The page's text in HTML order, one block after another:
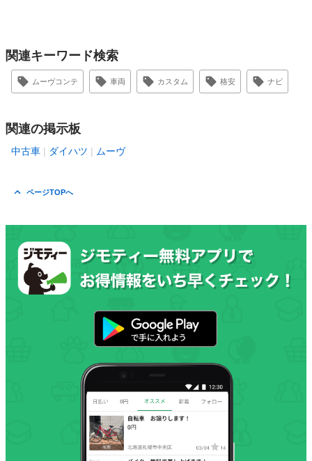
関連キーワード検索
ムーヴコンテ 車両 カスタム 格安 ナビ
関連の掲示板
中古車 ダイハツ ムーヴ
ページTOPへ